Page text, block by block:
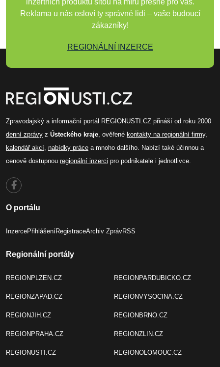
inzertních produktů šitou na míru přesně pro vás.
Reklama u nás osloví ty správné lidi – vaše budoucí
zákazníky!
REGIONÁLNÍ INZERCE
Zpravodajský a informační portál REGIONUSTI.CZ přináší od roku 2000
denní zprávy z Ústeckého kraje, ověřené kontakty na regionální firmy,
kalendář akcí, nabídky práce a mnoho dalšího. Nabízí také účinnou a
cenově dostupnou regionální inzerci pro podnikatele i jednotlivce.
O portálu
InzercePřihlášeníRegistraceArchiv ZprávRSS
Regionální portály
REGIONPLZEN.CZ
REGIONZAPAD.CZ
REGIONJIH.CZ
REGIONPRAHA.CZ
REGIONUSTI.CZ
REGIONPARDUBICKO.CZ
REGIONVYSOCINA.CZ
REGIONBRNO.CZ
REGIONZLIN.CZ
REGIONOLOMOUC.CZ